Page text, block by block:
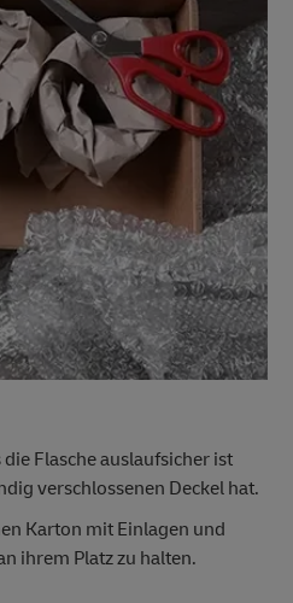
Flasche auslaufsicher ist
verschlossenen Deckel hat.
Karton mit Einlagen und
ihrem Platz zu halten.